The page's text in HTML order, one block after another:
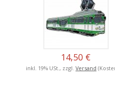
14,50 €
inkl. 19% USt., zzgl. Versand